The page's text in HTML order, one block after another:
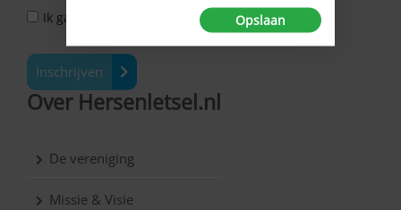
Ik ga akkoord met het Privacy Statement *
Inschrijven
Over Hersenletsel.nl
De vereniging
Missie & Visie
Opslaan